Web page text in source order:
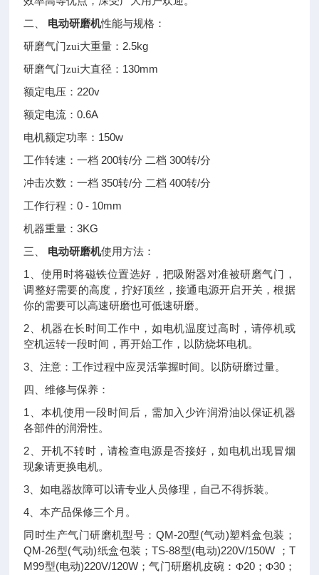
二、
电动研磨机性能与规格：
研磨气门zui大重量： 2.5kg
研磨气门zui大直径： 130mm
额定电压： 220v
额定电流：0.6A
电机额定功率： 150w
工作转速：一档 200转/分 二档 300转/分
冲击次数：一档 350转/分 二档 400转/分
工作行程：0 - 10mm
机器重量：3KG
三、 电动研磨机使用方法：
1 、使用时将磁铁位置选好，把吸附器对准被研磨气门，
调整好需要的高度，拧好顶丝，接通电源开启开关，根据
你的需要可以高速研磨也可低速研磨。
2 、机器在长时间工作中，如电机温度过高时，请停机或
空机运转一段时间，再开始工作，以防烧坏电机。
3 、注意：工作过程中应灵活掌握时间。以防研磨过量。
四、维修与保养：
1 、本机使用一段时间后，需加入少许润滑油以保证机器
各部件的润滑性。
2 、开机不转时，请检查电源是否接好，如电机出现冒烟
现象请更换电机。
3 、如电器故障可以请专业人员修理，自己不得拆装。
4 、本产品保修三个月。
同时生产气门研磨机型号： QM-20型(气动)塑料盒包装；
QM-26型(气动)纸盒包装；TS-88型(电动)220V/150W ； T
M99型(电动)220V/120W ；气门研磨机皮碗：Φ20；Φ30；